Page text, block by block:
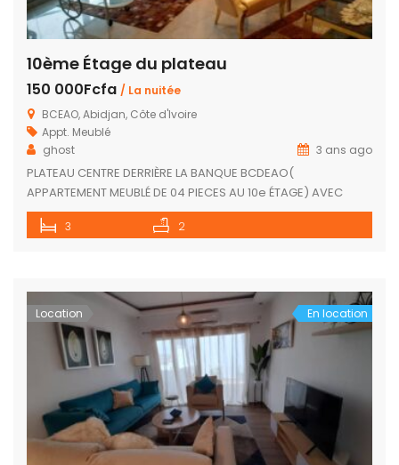
10ème Étage du plateau
150 000Fcfa / La nuitée
BCEAO, Abidjan, Côte d'Ivoire
Appt. Meublé
ghost
3 ans ago
PLATEAU CENTRE DERRIÈRE LA BANQUE BCDEAO(
APPARTEMENT MEUBLÉ DE 04 PIECES AU 10e ÉTAGE) AVEC
BELLE VUE
3 2
Location En location